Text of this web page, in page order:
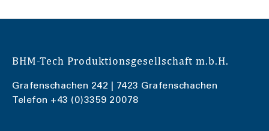
BHM-Tech Produktionsgesellschaft m.b.H.
Grafenschachen 242 | 7423 Grafenschachen
Telefon +43 (0)3359 20078